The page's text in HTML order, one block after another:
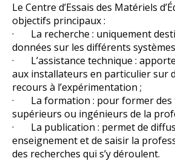
Le Centre d’Essais des Matériels
objectifs principaux :
· La recherche : uniquement
données sur les différents
· L’assistance technique :
aux installateurs en particulier sur
recours à l’expérimentation ;
· La formation : pour former des
supérieurs ou ingénieurs de la
· La publication : permet de
enseignement et de saisir la
des recherches qui s’y déroulent.